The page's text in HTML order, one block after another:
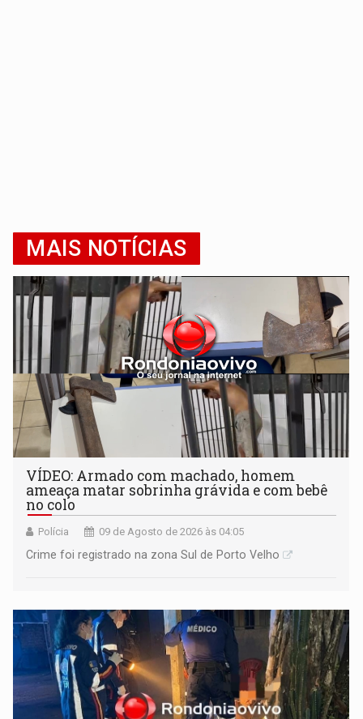
MAIS NOTÍCIAS
VÍDEO: Armado com machado, homem
ameaça matar sobrinha grávida e com bebê
no colo
Polícia 09 de Agosto de 2026 às 04:05
Crime foi registrado na zona Sul de Porto Velho